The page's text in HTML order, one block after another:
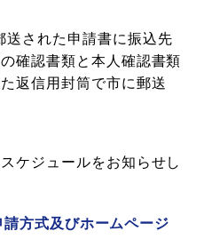
送された申請書に振込先
確認書類と本人確認書類
返信用封筒で市に郵送
ケジュールをお知らせし
請方式及びホームページ